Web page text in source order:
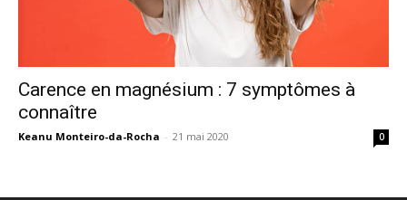
Carence en magnésium : 7 symptômes à
connaître
Keanu Monteiro-da-Rocha - 21 mai 2020 0